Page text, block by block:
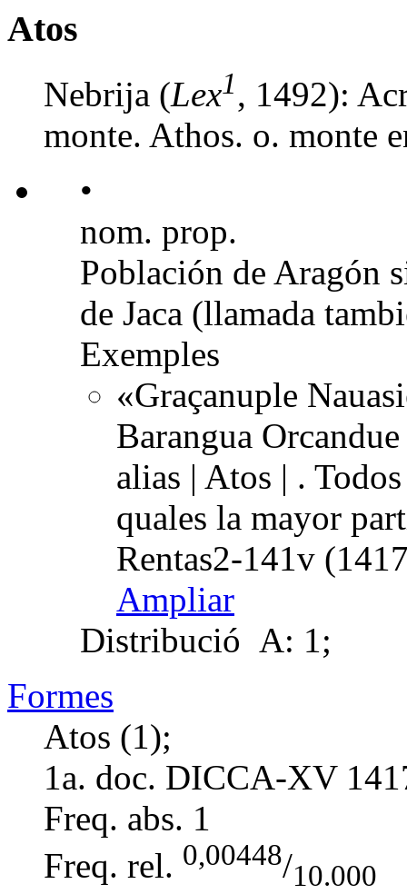
Atos
Nebrija (Lex1, 1492):
monte. Athos. o. monte
•
nom. prop.
Población de Aragón
de Jaca (llamada
Exemples
«Graçanuple
Barangua
alias | Atos | .
quales la mayor
Rentas2-141v
Ampliar
Distribució A: 1;
Formes
Atos (1);
1a. doc. DICCA-XV
Freq. abs. 1
Freq. rel. 0,00448/10.000